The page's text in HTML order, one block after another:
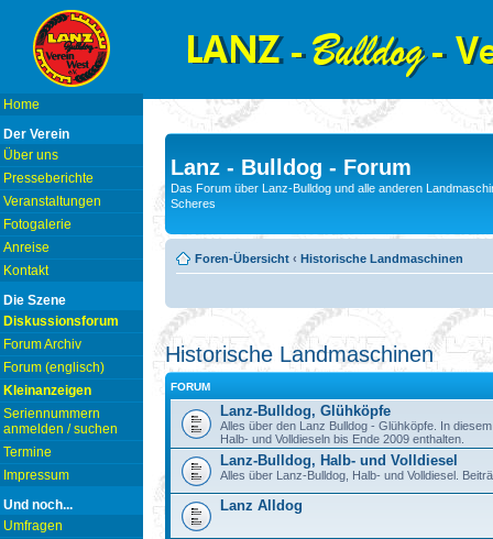
Home
Der Verein
Über uns
Presseberichte
Veranstaltungen
Fotogalerie
Anreise
Kontakt
Die Szene
Diskussionsforum
Forum Archiv
Forum (englisch)
Kleinanzeigen
Seriennummern
anmelden / suchen
Termine
Impressum
Und noch...
Umfragen
Lanz - Bulldog - Forum
Das Forum über Lanz-Bulldog und alle anderen
Scheres
Foren-Übersicht ‹ Historische Landmaschinen
Historische Landmaschinen
FORUM
Lanz-Bulldog, Glühköpfe
Alles über den Lanz Bulldog - Glühköpfe. In
Halb- und Volldieseln bis Ende 2009 enthalten.
Lanz-Bulldog, Halb- und Volldiesel
Alles über Lanz-Bulldog, Halb- und Volldiesel.
Lanz Alldog